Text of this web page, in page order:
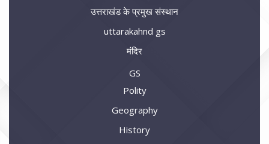
उत्तराखंड के प्रमुख संस्थान
uttarakahnd gs
मंदिर
GS
Polity
Geography
History